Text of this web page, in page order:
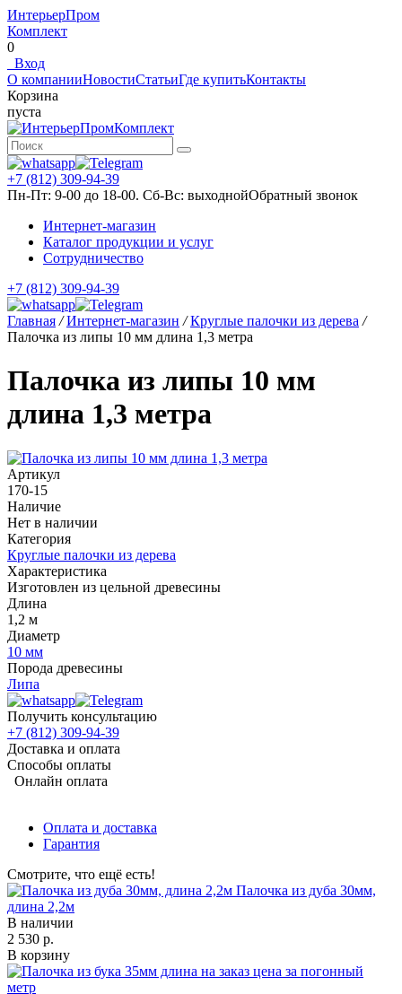
ИнтерьерПром
Комплект
0
Вход
О компанииНовостиСтатьиГде купитьКонтакты
Корзина
пуста
+7 (812) 309-94-39
Пн-Пт: 9-00 до 18-00. Сб-Вс: выходнойОбратный звонок
Интернет-магазин
Каталог продукции и услуг
Сотрудничество
+7 (812) 309-94-39
Главная / Интернет-магазин / Круглые палочки из дерева /
Палочка из липы 10 мм длина 1,3 метра
Палочка из липы 10 мм
длина 1,3 метра
Артикул
170-15
Наличие
Нет в наличии
Категория
Круглые палочки из дерева
Характеристика
Изготовлен из цельной древесины
Длина
1,2 м
Диаметр
10 мм
Порода древесины
Липа
Получить консультацию
+7 (812) 309-94-39
Доставка и оплата
Способы оплаты
Онлайн оплата
Оплата и доставка
Гарантия
Смотрите, что ещё есть!
Палочка из дуба 30мм,
длина 2,2м
В наличии
2 530 р.
В корзину